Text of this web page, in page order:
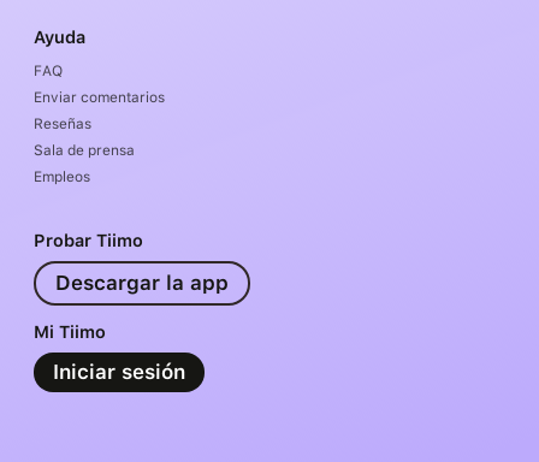
Ayuda
FAQ
Enviar comentarios
Reseñas
Sala de prensa
Empleos
Probar Tiimo
Descargar la app
Mi Tiimo
Iniciar sesión